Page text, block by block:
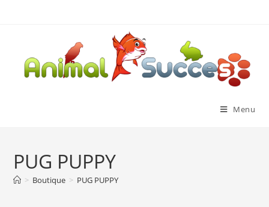
Menu
PUG PUPPY
> Boutique > PUG PUPPY